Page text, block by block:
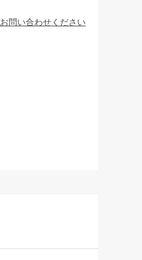
お問い合わせください